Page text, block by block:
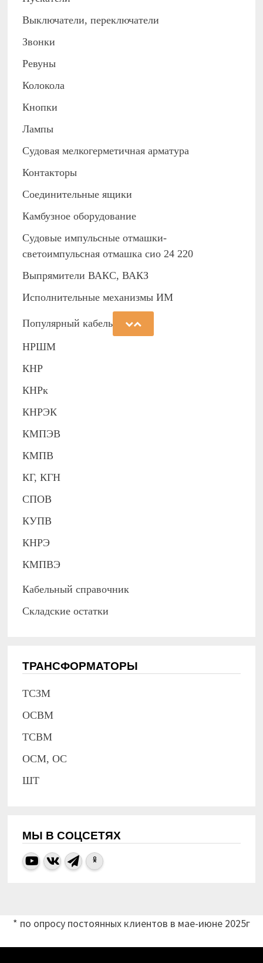
Выключатели, переключатели
Звонки
Ревуны
Колокола
Кнопки
Лампы
Судовая мелкогерметичная арматура
Контакторы
Соединительные ящики
Камбузное оборудование
Судовые импульсные отмашки-
светоимпульсная отмашка сио 24 220
Выпрямители ВАКС, ВАКЗ
Исполнительные механизмы ИМ
Популярный кабель
НРШМ
КНР
КНРк
КНРЭК
КМПЭВ
КМПВ
КГ, КГН
СПОВ
КУПВ
КНРЭ
КМПВЭ
Кабельный справочник
Складские остатки
ТРАНСФОРМАТОРЫ
ТСЗМ
ОСВМ
ТСВМ
ОСМ, ОС
ШТ
МЫ В СОЦСЕТЯХ
* по опросу постоянных клиентов в мае-июне 2025г